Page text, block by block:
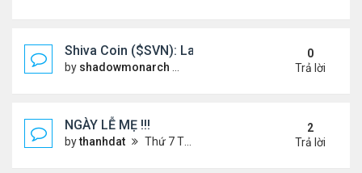
Shiva Coin ($SVN): Launching a Spiritually
by shadowmonarch Thứ 2 Tháng 5 19, 2025 7:01 am
0
Trả lời
NGÀY LỄ MẸ !!!
bythanhdat Thứ 7 Tháng 5 10, 2025 4:21 pm
2
Trả lời